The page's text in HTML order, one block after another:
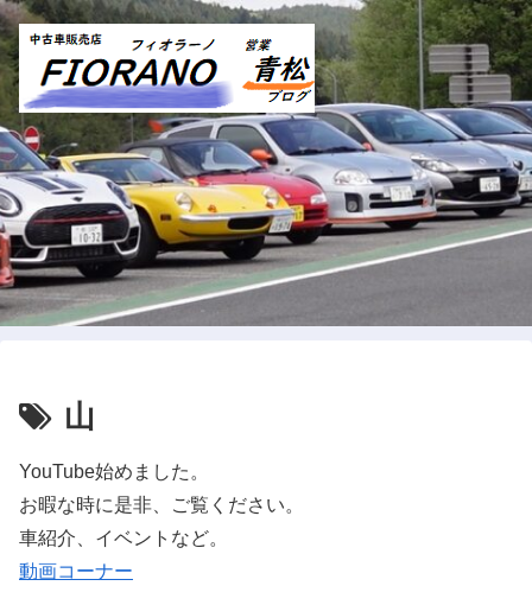
山
YouTube始めました。
お暇な時に是非、ご覧ください。
車紹介、イベントなど。
動画コーナー